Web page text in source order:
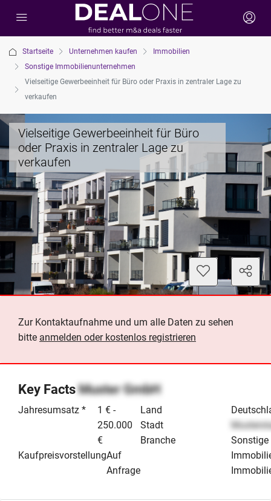
Startseite Unternehmen kaufen
Immobilien
Sonstige Immobilienunternehmen
Vielseitige Gewerbeeinheit für Büro oder Praxis in zentraler Lage zu
verkaufen
Vielseitige Gewerbeeinheit für Büro
oder Praxis in zentraler Lage zu
verkaufen
Zur Kontaktaufnahme und um alle Daten zu sehen
bitte anmelden oder kostenlos registrieren
Key FactsMuster GmbH
Jahresumsatz *
1 € -
250.000
€
KaufpreisvorstellungAuf
Anfrage
Land
Stadt
Branche
Sonstige